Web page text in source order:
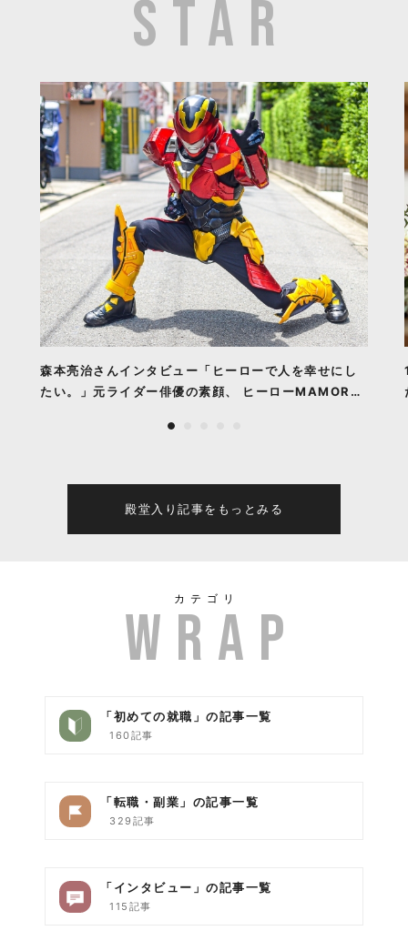
森本亮治さんインタビュー「ヒーローで人を幸せにし
たい。」元ライダー俳優の素顔、 ヒーローMAMORU
殿堂入り記事をもっとみる
カテゴリ
「初めての就職」の記事一覧
160記事
「転職・副業」の記事一覧
329記事
「インタビュー」の記事一覧
115記事